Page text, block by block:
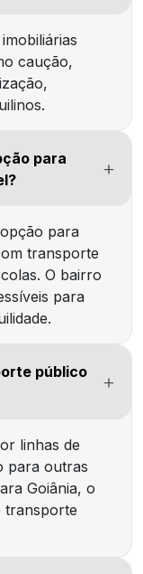
caução,
para
para
transporte
O bairro
para
público
linhas de
para outras
Goiânia, o
transporte